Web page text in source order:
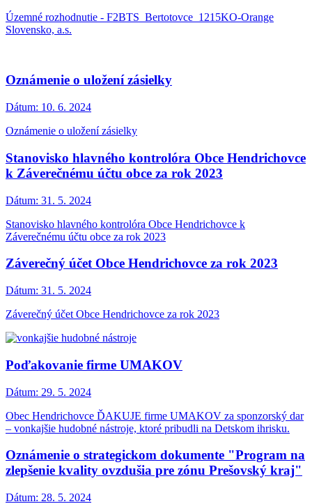
Územné rozhodnutie - F2BTS_Bertotovce_1215KO-Orange
Slovensko, a.s.
Oznámenie o uložení zásielky
Dátum: 10. 6. 2024
Oznámenie o uložení zásielky
Stanovisko hlavného kontrolóra Obce Hendrichovce
k Záverečnému účtu obce za rok 2023
Dátum: 31. 5. 2024
Stanovisko hlavného kontrolóra Obce Hendrichovce k
Záverečnému účtu obce za rok 2023
Záverečný účet Obce Hendrichovce za rok 2023
Dátum: 31. 5. 2024
Záverečný účet Obce Hendrichovce za rok 2023
Poďakovanie firme UMAKOV
Dátum: 29. 5. 2024
Obec Hendrichovce ĎAKUJE firme UMAKOV za sponzorský dar
– vonkajšie hudobné nástroje, ktoré pribudli na Detskom ihrisku.
Oznámenie o strategickom dokumente "Program na
zlepšenie kvality ovzdušia pre zónu Prešovský kraj"
Dátum: 28. 5. 2024